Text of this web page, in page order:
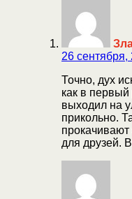
26 сентября,
Точно, дух
как в первый
выходил на
прикольно.
для друзей.